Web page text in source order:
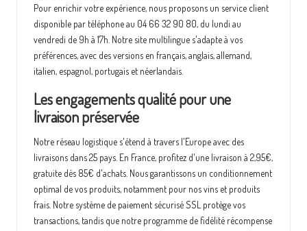
Pour enrichir votre expérience, nous proposons un service client
disponible par téléphone au 04 66 32 90 80, du lundi au
vendredi de 9h à 17h. Notre site multilingue s'adapte à vos
préférences, avec des versions en français, anglais, allemand,
italien, espagnol, portugais et néerlandais.
Les engagements qualité pour une
livraison préservée
Notre réseau logistique s'étend à travers l'Europe avec des
livraisons dans 25 pays. En France, profitez d'une livraison à 2,95€,
gratuite dès 85€ d'achats. Nous garantissons un conditionnement
optimal de vos produits, notamment pour nos vins et produits
frais. Notre système de paiement sécurisé SSL protège vos
transactions, tandis que notre programme de fidélité récompense